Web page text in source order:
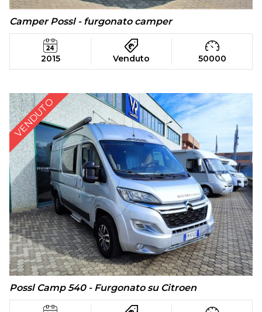
Camper Possl - furgonato camper
2015 Venduto 50000
VENDUTO
Possl Camp 540 - Furgonato su Citroen